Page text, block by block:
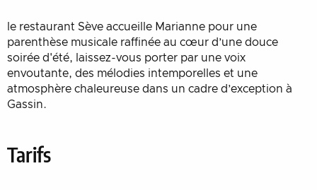
le restaurant Sève accueille Marianne pour une
parenthèse musicale raffinée au cœur d’une douce
soirée d'été, laissez-vous porter par une voix
envoutante, des mélodies intemporelles et une
atmosphère chaleureuse dans un cadre d’exception à
Gassin.
Tarifs